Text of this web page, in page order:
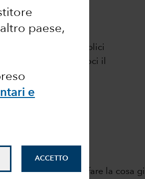
paese,
e
ACCETTO
di
Più che semplici
da guida, ricordandoci il
sempre di fare la cosa